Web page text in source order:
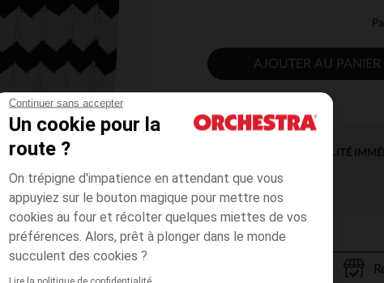
Continuer sans accepter
Un cookie pour la
route ?
On trépigne d'impatience en attendant que vous
appuyiez sur le bouton magique pour mettre nos
cookies au four et récolter quelques miettes de vos
préférences. Alors, prêt à plonger dans le monde
succulent des cookies ?
AJOUTER AU PANIER
DISPONIBILITÉ